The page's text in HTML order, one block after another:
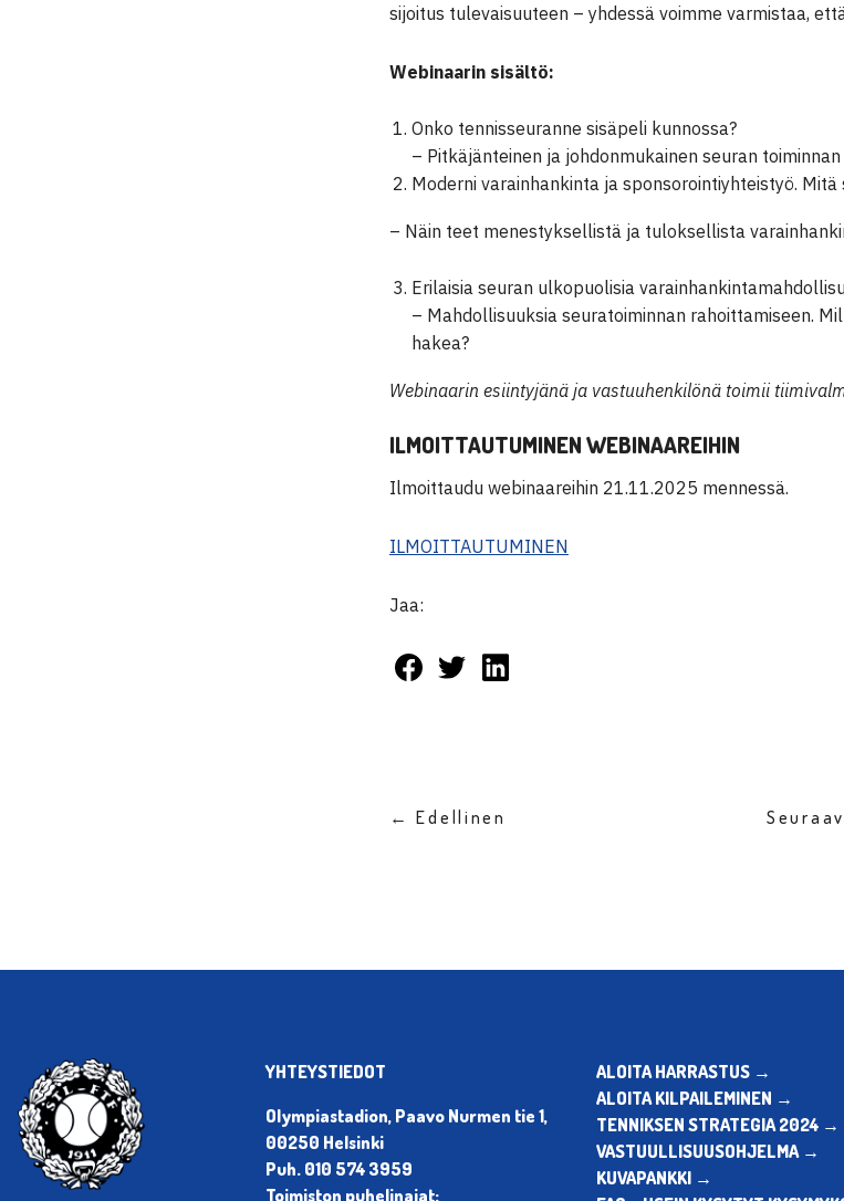
sijoitus tulevaisuuteen – yhdessä voimme varmistaa,
Webinaarin sisältö:
Onko tennisseuranne sisäpeli kunnossa?
– Pitkäjänteinen ja johdonmukainen seuran
Moderni varainhankinta ja sponsorointiyhteistyö.
– Näin teet menestyksellistä ja tuloksellista
Erilaisia seuran ulkopuolisia
– Mahdollisuuksia seuratoiminnan rahoittamiseen.
hakea?
Webinaarin esiintyjänä ja vastuuhenkilönä toimii
ILMOITTAUTUMINEN WEBINAAREIHIN
Ilmoittaudu webinaareihin 21.11.2025 mennessä.
ILMOITTAUTUMINEN
Jaa:
← Edellinen
YHTEYSTIEDOT
Olympiastadion, Paavo Nurmen tie 1,
00250 Helsinki
Puh. 010 574 3959
Toimiston puhelinajat:
ALOITA HARRASTUS →
ALOITA KILPAILEMINEN →
TENNIKSEN STRATEGIA 2024 →
VASTUULLISUUSOHJELMA →
KUVAPANKKI →